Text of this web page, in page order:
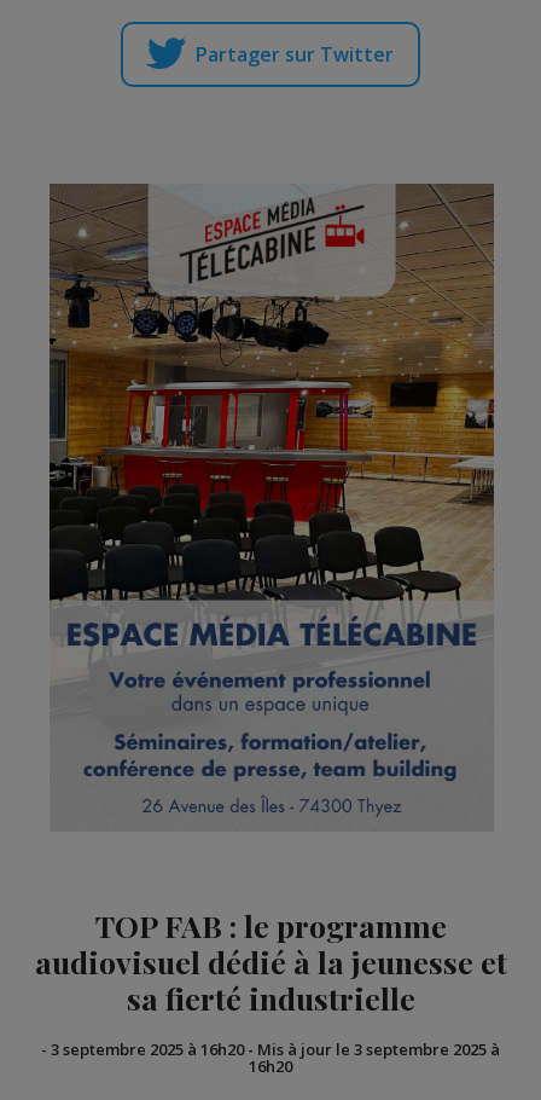
Partager sur Twitter
TOP FAB : le programme
audiovisuel dédié à la jeunesse et
sa fierté industrielle
- 3 septembre 2025 à 16h20- Mis à jour le 3 septembre 2025 à
16h20